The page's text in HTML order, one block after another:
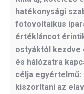
hatékonysági
fotovoltaikus
értékláncot
ostyáktól kezdve
és hálózatra
célja
kiszorítani az